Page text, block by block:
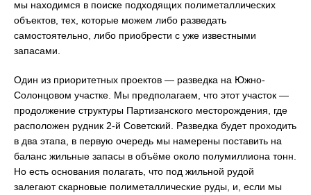
мы находимся в поиске подходящих полиметаллических
объектов, тех, которые можем либо разведать
самостоятельно, либо приобрести с уже известными
запасами.
Один из приоритетных проектов — разведка на Южно-
Солонцовом участке. Мы предполагаем, что этот участок —
продолжение структуры Партизанского месторождения, где
расположен рудник 2-й Советский. Разведка будет проходить
в два этапа, в первую очередь мы намерены поставить на
баланс жильные запасы в объёме около полумиллиона тонн.
Но есть основания полагать, что под жильной рудой
залегают скарновые полиметаллические руды, и, если мы